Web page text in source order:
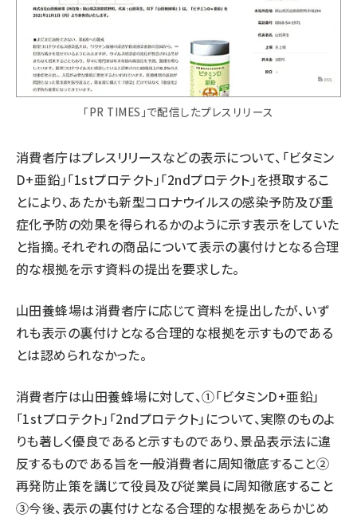
「PR TIMES」で配信したプレスリリース
消費者庁はプレスリリースなどの表示について、「ビタミン
D+亜鉛」「1stプロテクト」「2ndプロテクト」を摂取するこ
とにより、あたかも新型コロナウイルスの感染予防及び重
症化予防の効果を得られるかのように示す表示をしていた
と指摘。それぞれの商品について表示の裏付けとなる合理
的な根拠を示す資料の提出を要求した。
山田養蜂場は消費者庁に応じて資料を提出したが、いず
れも表示の裏付けとなる合理的な根拠を示すものである
とは認められなかった。
消費者庁は山田養蜂場に対して、①「ビタミンD+亜鉛」
「1stプロテクト」「2ndプロテクト」について、実際のものよ
りも著しく優良であると示すものであり、景品表示法に違
反するものである旨を一般消費者に周知徹底すること②
再発防止策を講じて役員及び従業員に周知徹底すること
③今後、表示の裏付けとなる合理的な根拠をあらかじめ